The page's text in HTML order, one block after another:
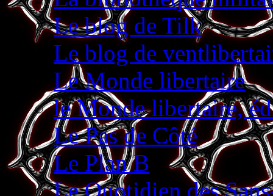
Le blog de Tilk
Le blog de
Le Monde libertaire
le Monde libertaire,
Le Pas de Côté
Le Plan B
Le Quotidien des